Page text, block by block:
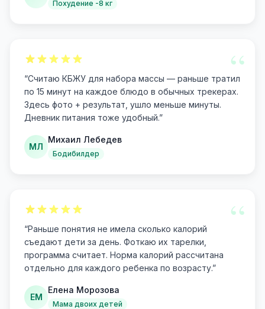
Похудение -8 кг
“
“Считаю КБЖУ для набора массы — раньше тратил
по 15 минут на каждое блюдо в обычных трекерах.
Здесь фото + результат, ушло меньше минуты.
Дневник питания тоже удобный.”
МЛ
Михаил Лебедев
Бодибилдер
“
“Раньше понятия не имела сколько калорий
съедают дети за день. Фоткаю их тарелки,
программа считает. Норма калорий рассчитана
отдельно для каждого ребенка по возрасту.”
ЕМ
Елена Морозова
Мама двоих детей